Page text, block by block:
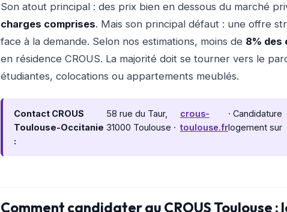
Son atout principal : des prix bien en dessous du marché
charges comprises. Mais son principal défaut : une offre
face à la demande. Selon nos estimations, moins de 8% des
en résidence CROUS. La majorité doit se tourner vers le
étudiantes, colocations ou appartements meublés.
Contact CROUS
Toulouse-Occitanie
:
58 rue du Taur,
31000 Toulouse ·
crous-
toulouse.fr
· Candidature
logement sur
Comment candidater au CROUS Toulouse :